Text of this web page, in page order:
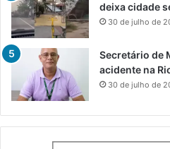
deixa cidade
30 de julho de
Secretário de
acidente na
30 de julho de